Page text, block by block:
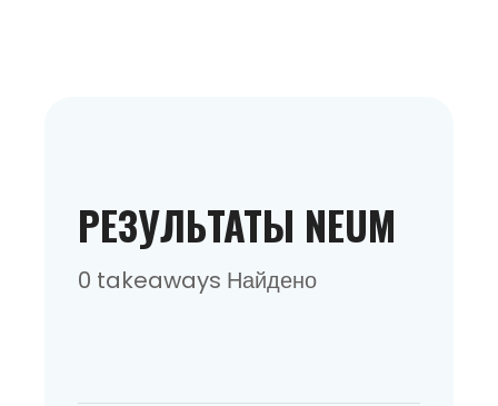
РЕЗУЛЬТАТЫ NEUM
0 takeaways Найдено